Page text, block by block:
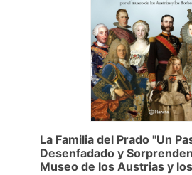
La Familia del Prado "Un
Desenfadado y
Museo de los Austrias y